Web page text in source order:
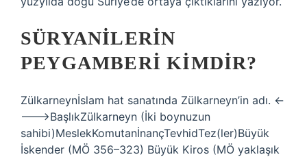
SÜRYANILERIN
PEYGAMBERI KIMDIR?
Zülkarneynİslam hat sanatında Zülkarneyn’in adı. <-
--->BaşlıkZülkarneyn (İki boynuzun
sahibi)MeslekKomutanİnançTevhidTez(ler)Büyük
İskender (MÖ 356–323) Büyük Kiros (MÖ yaklaşık